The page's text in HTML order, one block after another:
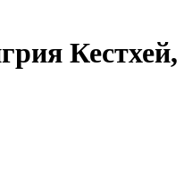
Кестхей,